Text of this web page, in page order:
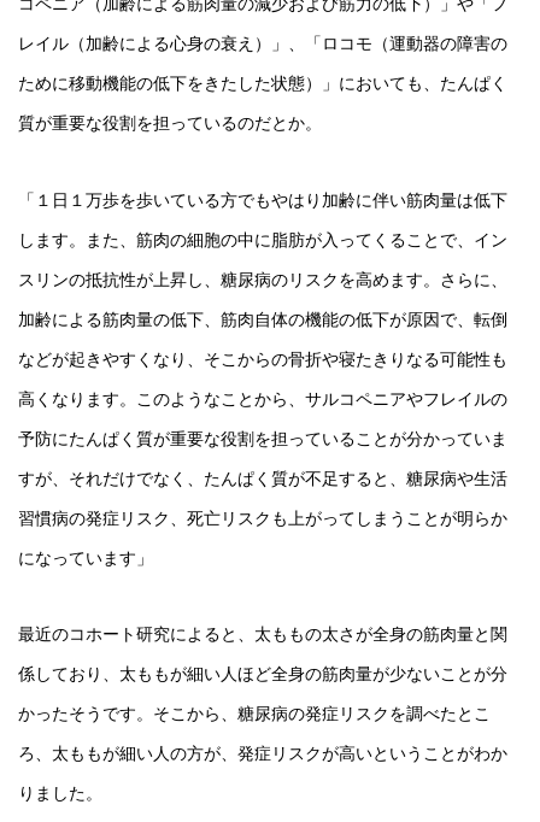
コペニア（加齢による筋肉量の減少および筋力の低下）」や「フ
レイル（加齢による心身の衰え）」、「ロコモ（運動器の障害の
ために移動機能の低下をきたした状態）」においても、たんぱく
質が重要な役割を担っているのだとか。
「１日１万歩を歩いている方でもやはり加齢に伴い筋肉量は低下
します。また、筋肉の細胞の中に脂肪が入ってくることで、イン
スリンの抵抗性が上昇し、糖尿病のリスクを高めます。さらに、
加齢による筋肉量の低下、筋肉自体の機能の低下が原因で、転倒
などが起きやすくなり、そこからの骨折や寝たきりなる可能性も
高くなります。このようなことから、サルコペニアやフレイルの
予防にたんぱく質が重要な役割を担っていることが分かっていま
すが、それだけでなく、たんぱく質が不足すると、糖尿病や生活
習慣病の発症リスク、死亡リスクも上がってしまうことが明らか
になっています」
最近のコホート研究によると、太ももの太さが全身の筋肉量と関
係しており、太ももが細い人ほど全身の筋肉量が少ないことが分
かったそうです。そこから、糖尿病の発症リスクを調べたとこ
ろ、太ももが細い人の方が、発症リスクが高いということがわか
りました。